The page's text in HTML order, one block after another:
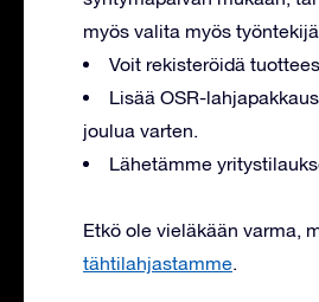
myös valita myös
Voit rekisteröidä
Lisää OSR-
joulua varten.
Lähetämme
Etkö ole vieläkään varma,
tähtilahjastamme.